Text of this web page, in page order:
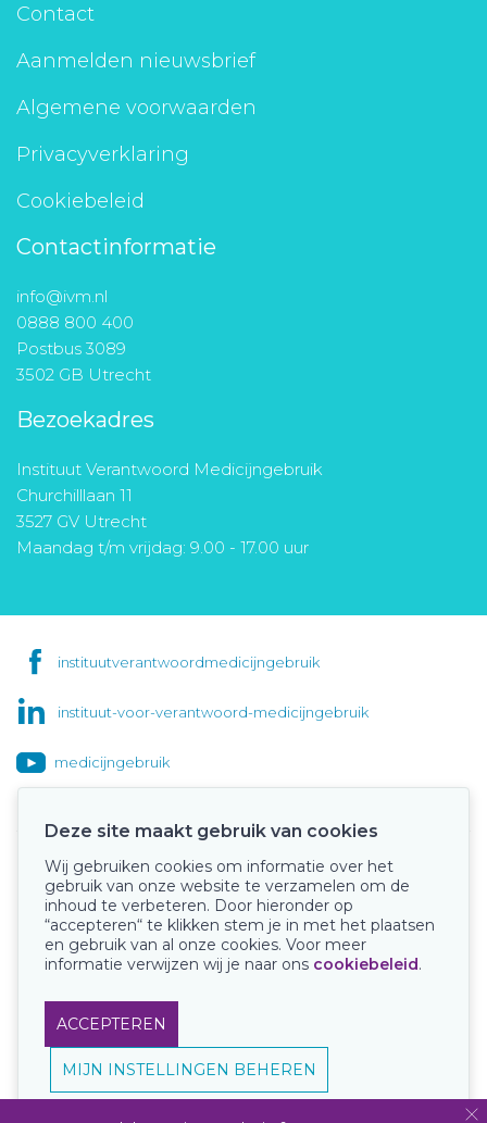
Contact
Aanmelden nieuwsbrief
Algemene voorwaarden
Privacyverklaring
Cookiebeleid
Contactinformatie
info@ivm.nl
0888 800 400
Postbus 3089
3502 GB Utrecht
Bezoekadres
Instituut Verantwoord Medicijngebruik
Churchilllaan 11
3527 GV Utrecht
Maandag t/m vrijdag: 9.00 - 17.00 uur
instituutverantwoordmedicijngebruik
instituut-voor-verantwoord-medicijngebruik
medicijngebruik
Onze keurmerken
Deze site maakt gebruik van cookies
Wij gebruiken cookies om informatie over het
gebruik van onze website te verzamelen om de
inhoud te verbeteren. Door hieronder op
“accepteren“ te klikken stem je in met het plaatsen
en gebruik van al onze cookies. Voor meer
informatie verwijzen wij je naar ons cookiebeleid.
ACCEPTEREN
MIJN INSTELLINGEN BEHEREN